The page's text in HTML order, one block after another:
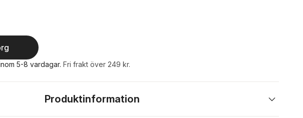
5-8 vardagar. Fri frakt över 249 kr.
Produktinformation